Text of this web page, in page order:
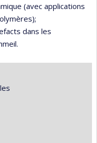
(avec applications
dans les